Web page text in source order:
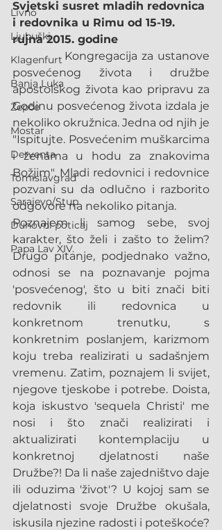
Livno
Ljubuški
Klagenfurt
Banja Luka
Žepče
Mostar
Derventa
Tomislavgrad
Sarajevo/Stup
Duhovni poticaj
Papa Lav XIV.
Svjetski susret mladih redovnica
i redovnika u Rimu od 15-19.
rujna 2015. godine
            Kongregacija za ustanove
posvećenog života i družbe
apostolskog života kao pripravu za
Godinu posvećenog života izdala je
nekoliko okružnica. Jedna od njih je
"Ispitujte. Posvećenim muškarcima
i ženama u hodu za znakovima
Božjim". Mladi redovnici i redovnice
pozvani su da odlučno i razborito
odgovore na nekoliko pitanja.
Poznajem li samog sebe, svoj
karakter, što želi i zašto to želim?
Drugo pitanje, podjednako važno,
odnosi se na poznavanje pojma
'posvećenog', što u biti znači biti
redovnik ili redovnica u
konkretnom trenutku, s
konkretnim poslanjem, karizmom
koju treba realizirati u sadašnjem
vremenu. Zatim, poznajem li svijet,
njegove tjeskobe i potrebe. Doista,
koja iskustvo 'sequela Christi' me
nosi i što znači realizirati i
aktualizirati kontemplaciju u
konkretnoj djelatnosti naše
Družbe?! Da li naše zajedništvo daje
ili oduzima 'život'? U kojoj sam se
djelatnosti svoje Družbe okušala,
iskusila njezine radosti i poteškoće?